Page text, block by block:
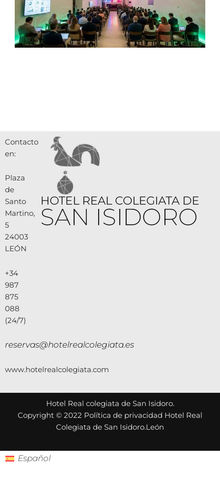
Contacto
en:
Plaza
de
Santo
Martino,
5
24003
LEÓN
+34
987
875
088
(24/7)
reservas@hotelrealcolegiata.es
www.hotelrealcolegiata.com
Hotel Real colegiata de San Isidoro.
Copyright © 2022 Política de privacidad Hotel Real
Colegiata de San Isidoro.León
Español